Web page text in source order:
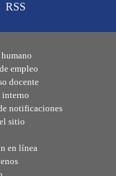
RSS
empleo
docente
notificaciones
sitio
en línea